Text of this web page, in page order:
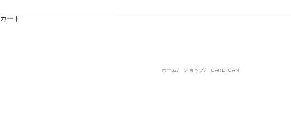
カート
ホーム ショップ CARDIGAN